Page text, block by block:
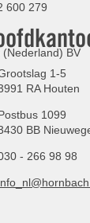
600 279
(Nederland) BV
1-5
RA Houten
1099
BB
- 266 98 98